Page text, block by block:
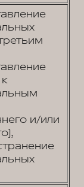
и/или